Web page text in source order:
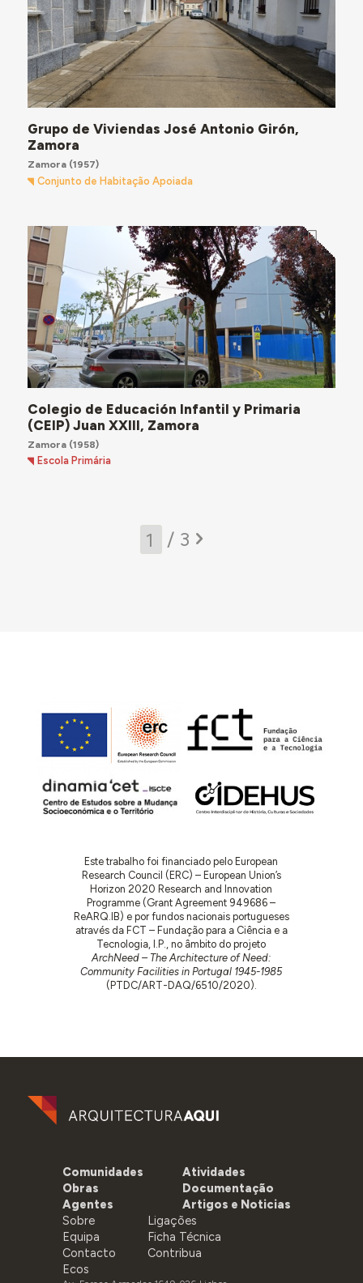
Grupo de Viviendas José Antonio Girón,
Zamora
Zamora(1957)
Conjunto de Habitação Apoiada
Colegio de Educación Infantil y Primaria
(CEIP) Juan XXIII, Zamora
Zamora(1958)
Escola Primária
/ 3
Este trabalho foi financiado pelo European
Research Council (ERC) – European Union’s
Horizon 2020 Research and Innovation
Programme (Grant Agreement 949686 –
ReARQ.IB) e por fundos nacionais portugueses
através da FCT – Fundação para a Ciência e a
Tecnologia, I.P., no âmbito do projeto
ArchNeed – The Architecture of Need:
Community Facilities in Portugal 1945-1985
(PTDC/ART-DAQ/6510/2020).
Comunidades
Obras
Agentes
Atividades
Documentação
Artigos e Noticias
Sobre
Equipa
Contacto
Ecos
Ligações
Ficha Técnica
Contribua